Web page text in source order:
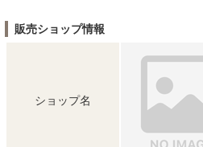
販売ショップ情報
ショップ名